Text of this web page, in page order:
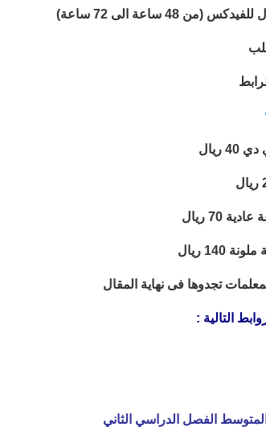
ريال
70 ريال
ريال
تجدوها فى نهاية المقال
التالية :
الفصل الدراسي الثاني